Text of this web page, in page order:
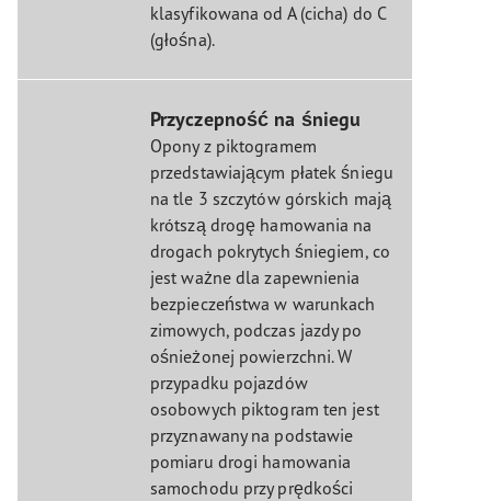
klasyfikowana od A (cicha) do C
(głośna).
Przyczepność na śniegu
Opony z piktogramem
przedstawiającym płatek śniegu
na tle 3 szczytów górskich mają
krótszą drogę hamowania na
drogach pokrytych śniegiem, co
jest ważne dla zapewnienia
bezpieczeństwa w warunkach
zimowych, podczas jazdy po
ośnieżonej powierzchni. W
przypadku pojazdów
osobowych piktogram ten jest
przyznawany na podstawie
pomiaru drogi hamowania
samochodu przy prędkości